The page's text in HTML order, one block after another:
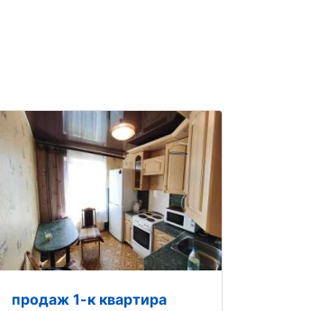
продаж 1-к квартира